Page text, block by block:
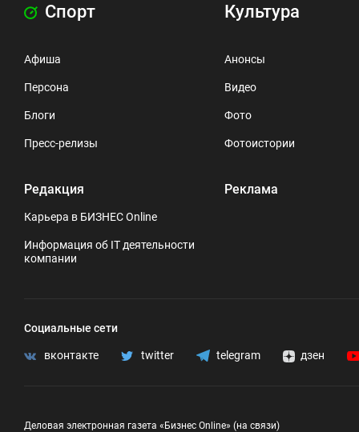
Спорт
Афиша
Персона
Блоги
Пресс-релизы
Редакция
Карьера в БИЗНЕС Online
Информация об IT деятельности
компании
Культура
Анонсы
Видео
Фото
Фотоистории
Реклама
Социальные сети
вконтакте twitter telegram дзен
Деловая электронная газета «Бизнес Online» (на связи)